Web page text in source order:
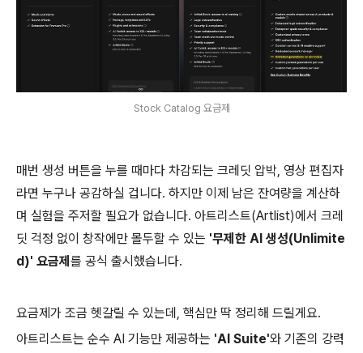
Stock Catalog 요금제
매번 생성 버튼을 누를 때마다 차감되는 크레딧 압박, 영상 편집자
라면 누구나 공감하실 겁니다. 하지만 이제 남은 잔여량을 계산하
며 실험을 주저할 필요가 없습니다. 아트리스트(Artlist)에서 크레
딧 걱정 없이 창작에만 몰두할 수 있는 '무제한 AI 생성(Unlimite
d)' 요금제 를 공식 출시했습니다.
요금제가 조금 헷갈릴 수 있는데, 핵심만 딱 정리해 드릴게요.
아트리스트는 순수 AI 기능만 제공하는 'AI Suite'와 기존의 강력